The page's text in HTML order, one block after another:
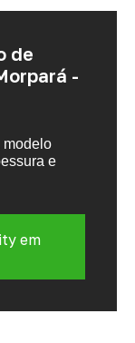
de
-
modelo
e
em